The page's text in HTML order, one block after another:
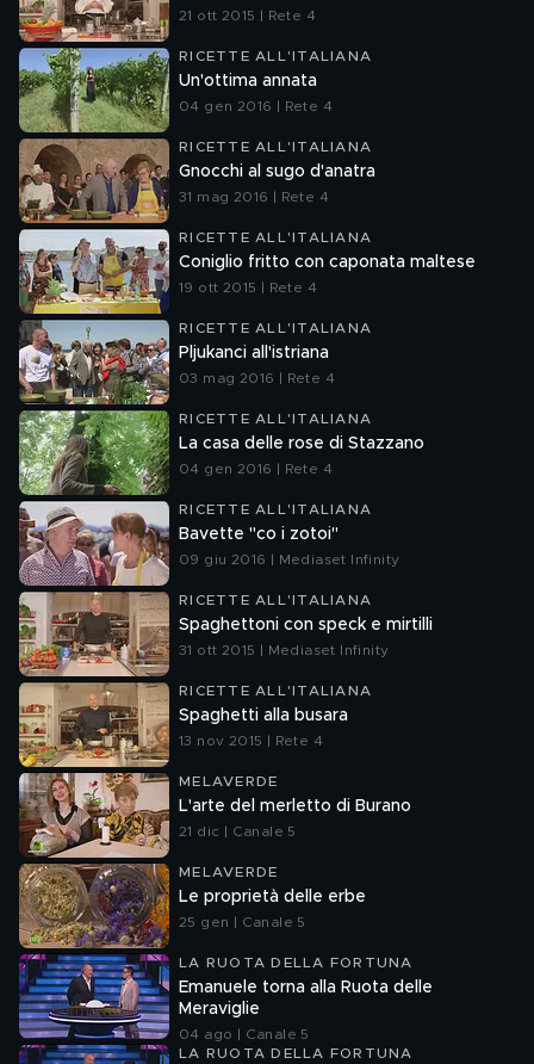
21 ott 2015 | Rete 4
RICETTE ALL'ITALIANA
Un'ottima annata
04 gen 2016 | Rete 4
RICETTE ALL'ITALIANA
Gnocchi al sugo d'anatra
31 mag 2016 | Rete 4
RICETTE ALL'ITALIANA
Coniglio fritto con caponata maltese
19 ott 2015 | Rete 4
RICETTE ALL'ITALIANA
Pljukanci all'istriana
03 mag 2016 | Rete 4
RICETTE ALL'ITALIANA
La casa delle rose di Stazzano
04 gen 2016 | Rete 4
RICETTE ALL'ITALIANA
Bavette "co i zotoi"
09 giu 2016 | Mediaset Infinity
RICETTE ALL'ITALIANA
Spaghettoni con speck e mirtilli
31 ott 2015 | Mediaset Infinity
RICETTE ALL'ITALIANA
Spaghetti alla busara
13 nov 2015 | Rete 4
MELAVERDE
L'arte del merletto di Burano
21 dic | Canale 5
MELAVERDE
Le proprietà delle erbe
25 gen | Canale 5
LA RUOTA DELLA FORTUNA
Emanuele torna alla Ruota delle
Meraviglie
04 ago | Canale 5
LA RUOTA DELLA FORTUNA